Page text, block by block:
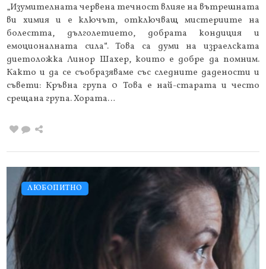
„Изумителната червена течност влияе на вътрешната
ви химия и е ключът, отключващ мистериите на
болестта, дълголетието, добрата кондиция и
емоционалната сила“. Това са думи на израелската
диетоложка Линор Шахер, които е добре да помним.
Както и да се съобразяваме със следните дадености и
съвети: Кръвна група 0 Това е най-старата и често
срещана група. Хората…
ЛЮБОПИТНО